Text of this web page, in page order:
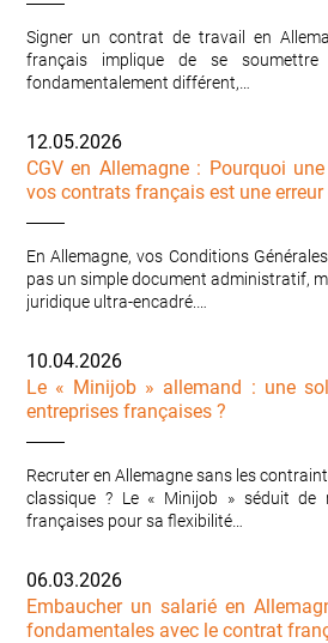
Signer un contrat de travail en
français implique de se
fondamentalement différent,…
12.05.2026
CGV en Allemagne : Pourquoi
vos contrats français est une erreur
En Allemagne, vos Conditions
pas un simple document administratif,
juridique ultra-encadré.…
10.04.2026
Le « Minijob » allemand : une
entreprises françaises ?
Recruter en Allemagne sans les
classique ? Le « Minijob » séduit de
françaises pour sa flexibilité…
06.03.2026
Embaucher un salarié en
fondamentales avec le contrat